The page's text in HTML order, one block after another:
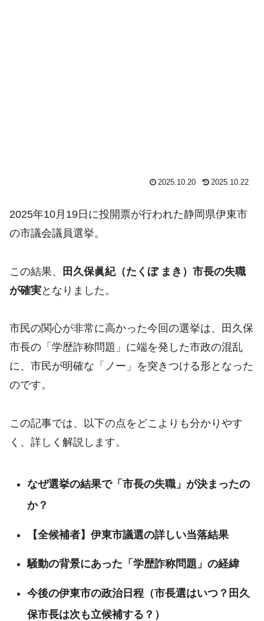
2025.10.20 2025.10.22
2025年10月19日に投開票が行われた静岡県伊東市
の市議会議員選挙。
この結果、
田久保眞紀（たくぼ まき）市長の失職
が確実となりました。
市民の関心が非常に高かった今回の選挙は、田久保
市長の「学歴詐称問題」に端を発した市政の混乱
に、市民が明確な「ノー」を突きつける形となった
のです。
この記事では、以下の点をどこよりも分かりやす
く、詳しく解説します。
なぜ選挙の結果で「市長の失職」が決まったの
か？
【全候補者】伊東市議選の詳しい当落結果
騒動の背景にあった「学歴詐称問題」の経緯
今後の伊東市の政治日程（市長選はいつ？田久
保市長は次も立候補する？）